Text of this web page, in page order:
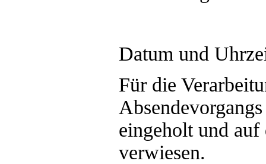
Datum und
Für die
eingeholt und auf
verwiesen.